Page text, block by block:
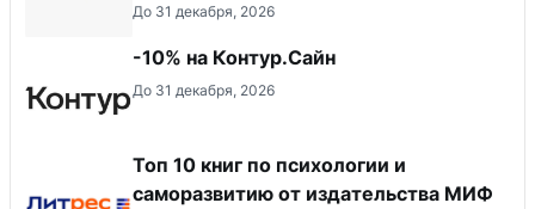
До 31 декабря, 2026
-10% на Контур.Сайн
До 31 декабря, 2026
Топ 10 книг по психологии и
саморазвитию от издательства МИФ